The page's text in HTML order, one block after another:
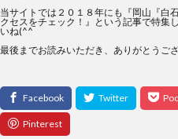
当サイトでは２０１８年にも『岡山『白
クセスをチェック！ 』という記事で特集
いね(^^
最後までお読みいただき、ありがとうござ